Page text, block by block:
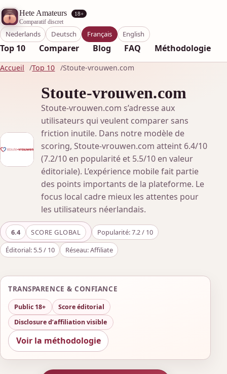
Hete Amateurs 18+
Comparatif discret
Top 10 Comparer Blog FAQ Méthodologie
Nederlands Deutsch Français English
Accueil Top 10 Stoute-vrouwen.com
Stoute-vrouwen.com
Stoute-vrouwen.com s’adresse aux
utilisateurs qui veulent comparer sans
friction inutile. Dans notre modèle de
scoring, Stoute-vrouwen.com atteint 6.4/10
(7.2/10 en popularité et 5.5/10 en valeur
éditoriale). L’expérience mobile fait partie
des points importants de la plateforme. Le
focus local cadre mieux les attentes pour
les utilisateurs néerlandais.
6.4 SCORE GLOBAL
Popularité: 7.2 / 10
Éditorial: 5.5 / 10
Réseau: Affiliate
TRANSPARENCE & CONFIANCE
Public 18+
Score éditorial
Disclosure d’affiliation visible
Voir la méthodologie